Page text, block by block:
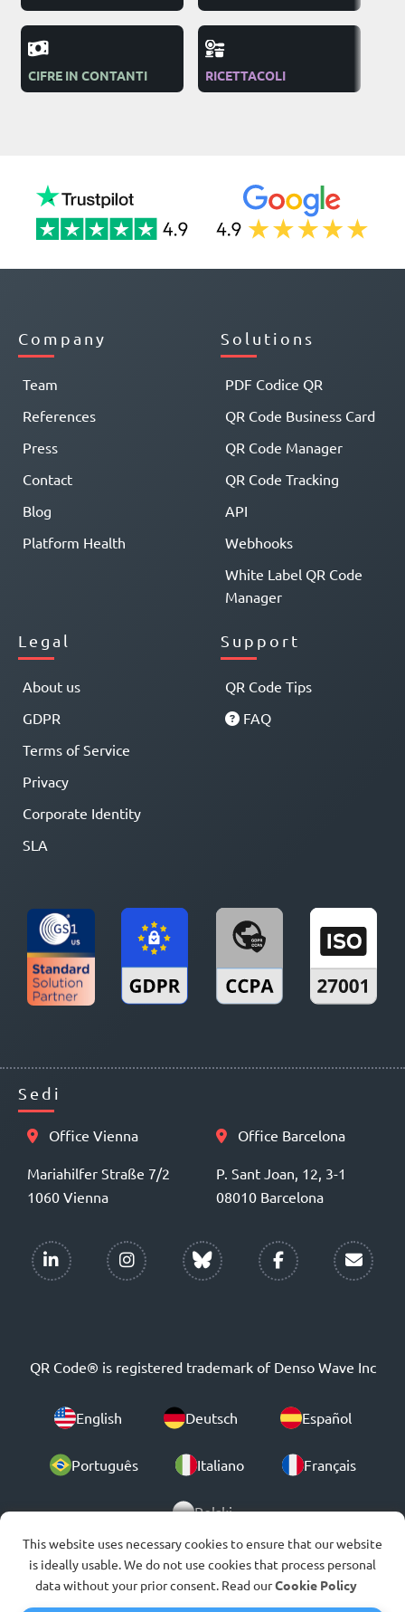
CIFRE IN CONTANTI RICETTACOLI
Company
Team
References
Press
Contact
Blog
Platform Health
Solutions
PDF Codice QR
QR Code Business Card
QR Code Manager
QR Code Tracking
API
Webhooks
White Label QR Code
Manager
Legal
About us
GDPR
Terms of Service
Privacy
Corporate Identity
SLA
Support
QR Code Tips
FAQ
Sedi
Office Vienna
Mariahilfer Straße 7/2
1060 Vienna
Office Barcelona
P. Sant Joan, 12, 3-1
08010 Barcelona
QR Code® is registered trademark of Denso Wave Inc
English Deutsch Español
Português Italiano Français
Polski
© 2007-2026
This website uses necessary cookies to ensure that our website
is ideally usable. We do not use cookies that process personal
data without your prior consent. Read ourCookie Policy